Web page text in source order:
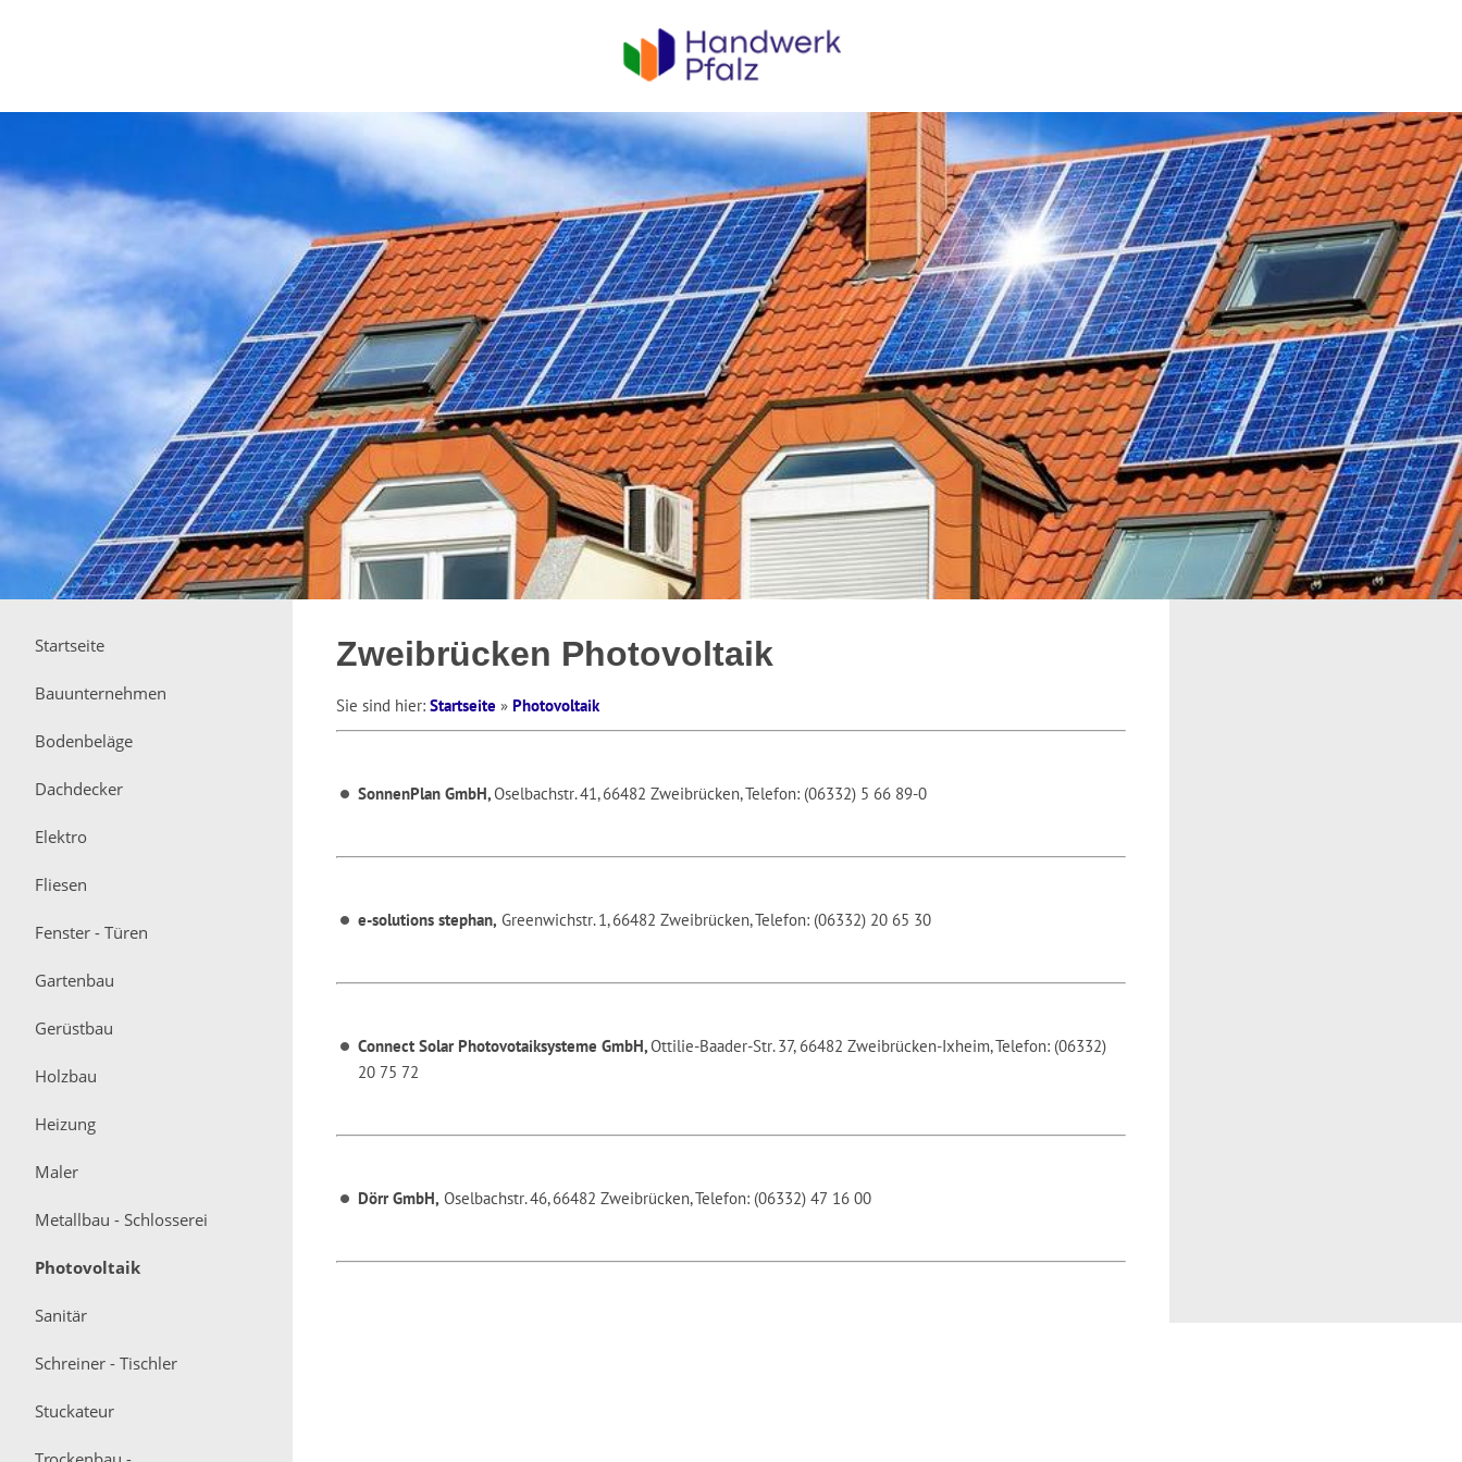
Startseite
Bauunternehmen
Bodenbeläge
Dachdecker
Elektro
Fliesen
Fenster - Türen
Gartenbau
Gerüstbau
Holzbau
Heizung
Maler
Metallbau - Schlosserei
Photovoltaik
Sanitär
Schreiner - Tischler
Stuckateur
Zweibrücken Photovoltaik
Sie sind hier: Startseite » Photovoltaik
SonnenPlan GmbH,Oselbachstr. 41, 66482 Zweibrücken, Telefon: (06332) 5 66 89-0
e-solutions stephan, Greenwichstr. 1, 66482 Zweibrücken, Telefon: (06332) 20 65 30
Connect Solar Photovotaiksysteme GmbH,Ottilie-Baader-Str. 37, 66482 Zweibrücken-Ixheim, Telefon: (06332)
20 75 72
Dörr GmbH, Oselbachstr. 46, 66482 Zweibrücken, Telefon: (06332) 47 16 00